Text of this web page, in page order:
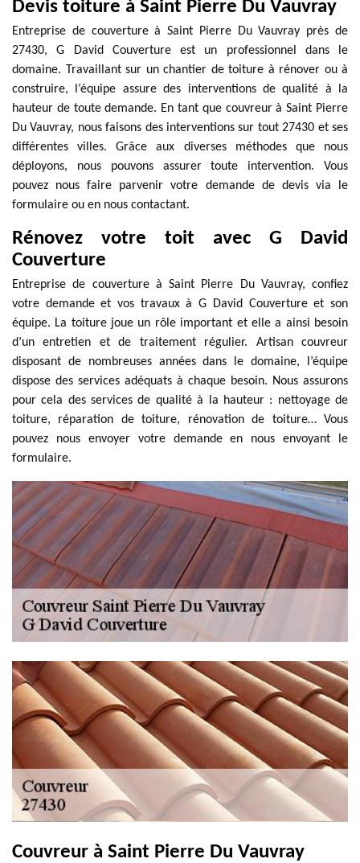
Devis toiture à Saint Pierre Du Vauvray
Entreprise de couverture à Saint Pierre Du Vauvray près de
27430, G David Couverture est un professionnel dans le
domaine. Travaillant sur un chantier de toiture à rénover ou à
construire, l’équipe assure des interventions de qualité à la
hauteur de toute demande. En tant que couvreur à Saint Pierre
Du Vauvray, nous faisons des interventions sur tout 27430 et ses
différentes villes. Grâce aux diverses méthodes que nous
déployons, nous pouvons assurer toute intervention. Vous
pouvez nous faire parvenir votre demande de devis via le
formulaire ou en nous contactant.
Rénovez votre toit avec G David
Couverture
Entreprise de couverture à Saint Pierre Du Vauvray, confiez
votre demande et vos travaux à G David Couverture et son
équipe. La toiture joue un rôle important et elle a ainsi besoin
d’un entretien et de traitement régulier. Artisan couvreur
disposant de nombreuses années dans le domaine, l’équipe
dispose des services adéquats à chaque besoin. Nous assurons
pour cela des services de qualité à la hauteur : nettoyage de
toiture, réparation de toiture, rénovation de toiture… Vous
pouvez nous envoyer votre demande en nous envoyant le
formulaire.
Couvreur à Saint Pierre Du Vauvray